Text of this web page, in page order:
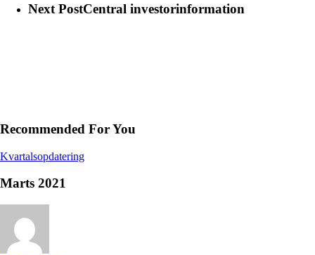
Next PostCentral investorinformation
Recommended For You
Kvartalsopdatering
Marts 2021